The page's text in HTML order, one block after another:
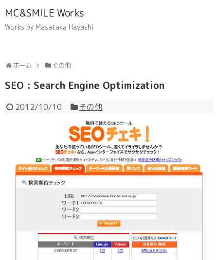
MC&SMILE Works
Works by Masataka Hayashi
ホーム その他
SEO : Search Engine Optimization
2012/10/10 その他